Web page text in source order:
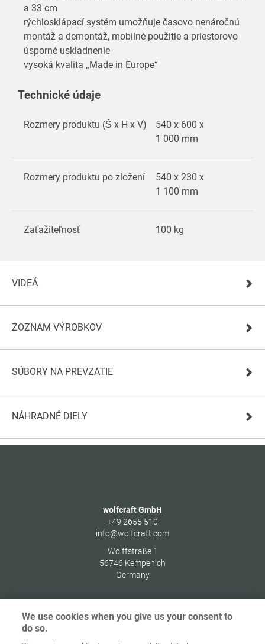
a 33 cm
rýchlosklápací systém umožňuje časovo nenáročnú
montáž a demontáž, mobilné použitie a priestorovo
úsporné uskladnenie
vysoká kvalita „Made in Europe“
Technické údaje
Rozmery produktu (Š x H x V)
540 x 600 x
1 000 mm
Rozmery produktu po zložení
540 x 230 x
1 100 mm
Zaťažiteľnosť 100 kg
VIDEÁ
ZOZNAM VÝROBKOV
SÚBORY NA PREVZATIE
NÁHRADNÉ DIELY
wolfcraft GmbH
+49 2655 510
info@wolfcraft.com
Wolffstraße 1
56746 Kempenich
Germany
We use cookies when you give us your consent to
do so.